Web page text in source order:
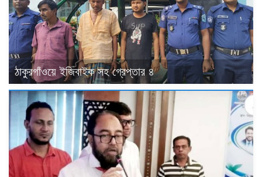
ঠাকুরগাঁওয়ে ইজিবাইক সহ গ্রেপ্তার ৪